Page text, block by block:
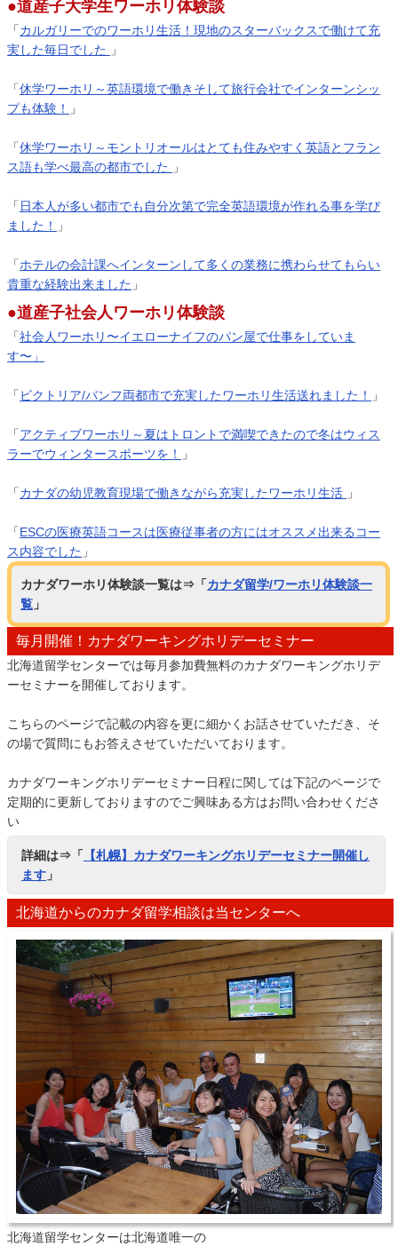
●道産子大学生ワーホリ体験談
「カルガリーでのワーホリ生活！現地のスターバックスで働けて充
実した毎日でした
」
「休学ワーホリ～英語環境で働きそして旅行会社でインターンシッ
プも体験！
」
「休学ワーホリ～モントリオールはとても住みやすく英語とフラン
ス語も学べ最高の都市でした
」
「 日本人が多い都市でも自分次第で完全英語環境が作れる事を学び
ました！
」
「ホテルの会計課へインターンして多くの業務に携わらせてもらい
貴重な経験出来ました 」
●道産子社会人ワーホリ体験談
「社会人ワーホリ〜イエローナイフのパン屋で仕事をしていま
す〜」
「 ビクトリア/バンフ両都市で充実したワーホリ生活送れました！ 」
「アクティブワーホリ～夏はトロントで満喫できたので冬はウィス
ラーでウィンタースポーツを！
」
「カナダの幼児教育現場で働きながら充実したワーホリ生活 」
「ESCの医療英語コースは医療従事者の方にはオススメ出来るコー
ス内容でした 」
カナダワーホリ体験談一覧は⇒「カナダ留学/ワーホリ体験談一
覧 」
毎月開催！カナダワーキングホリデーセミナー
北海道留学センターでは毎月参加費無料のカナダワーキングホリデ
ーセミナーを開催しております。
こちらのページで記載の内容を更に細かくお話させていただき、そ
の場で質問にもお答えさせていただいております。
カナダワーキングホリデーセミナー日程に関しては下記のページで
定期的に更新しておりますのでご興味ある方はお問い合わせくださ
い
詳細は⇒「 【札幌】カナダワーキングホリデーセミナー開催し
ます 」
北海道からのカナダ留学相談は当センターへ
北海道留学センターは北海道唯一の